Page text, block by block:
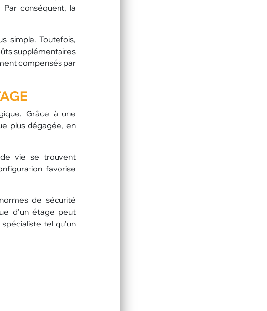
Par conséquent, la
simple. Toutefois,
supplémentaires
compensés par
Grâce à une
plus dégagée, en
vie se trouvent
favorise
de sécurité
d’un étage peut
tel qu’un